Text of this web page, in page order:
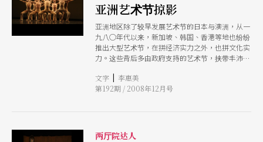
亚洲艺术节掠影
亚洲地区除了较早发展艺术节的日本与澳洲，从一
九八○年代以来，新加坡、韩国、香港等地也纷纷
推出大型艺术节，在拼经济实力之外，也拼文化实
力。这些背后多由政府支持的艺术节，挟带丰沛的
过灵活的宣传及行销手段，往往都能达到一定程度
的话题与国际关注；但其他中小型的艺术节则以特
文字 | 李惠美
第192期 / 2008年12月号
两厅院达人